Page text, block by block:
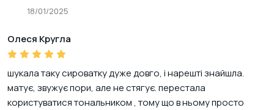
Країна реєстрації
18/01/2025
Олеся Кругла
шукала таку сироватку дуже довго, і нарешті знайшла.
матує, звужує пори, але не стягує. перестала
користуватися тональником , тому що в ньому просто